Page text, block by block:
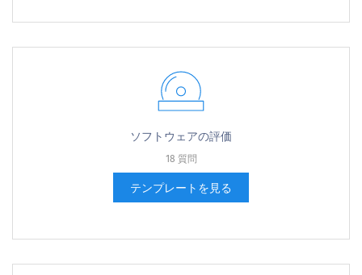
ソフトウェアの評価
18 質問
テンプレートを見る